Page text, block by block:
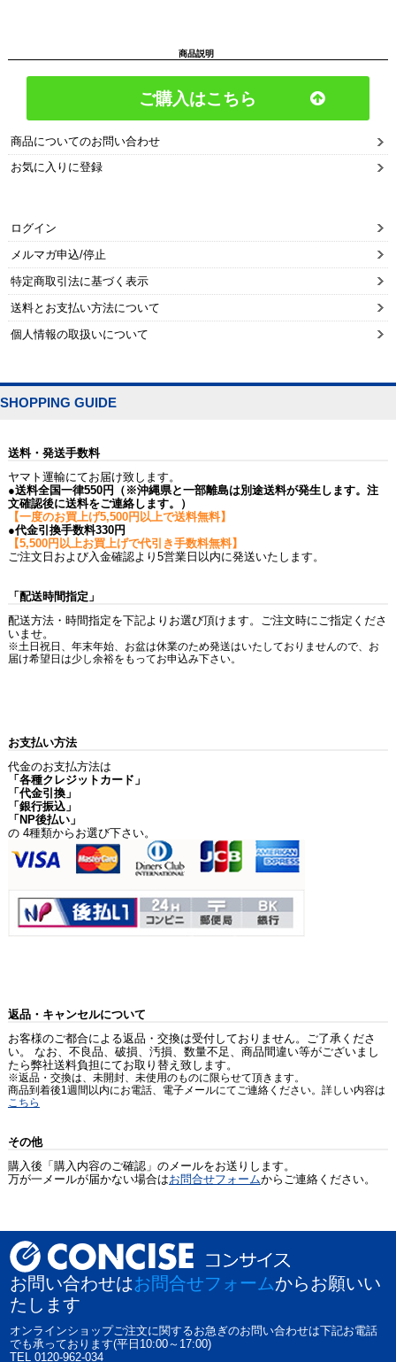
商品説明
ご購入はこちら
商品についてのお問い合わせ
お気に入りに登録
ログイン
メルマガ申込/停止
特定商取引法に基づく表示
送料とお支払い方法について
個人情報の取扱いについて
SHOPPING GUIDE
送料・発送手数料
ヤマト運輸にてお届け致します。
●送料全国一律550円（※沖縄県と一部離島は別途送料が発生します。注
文確認後に送料をご連絡します。）
【一度のお買上げ5,500円以上で送料無料】
●代金引換手数料330円
【5,500円以上お買上げで代引き手数料無料】
ご注文日および入金確認より5営業日以内に発送いたします。
「配送時間指定」
配送方法・時間指定を下記よりお選び頂けます。ご注文時にご指定くださ
いませ。
※土日祝日、年末年始、お盆は休業のため発送はいたしておりませんので、お
届け希望日は少し余裕をもってお申込み下さい。
お支払い方法
代金のお支払方法は
「各種クレジットカード」
「代金引換」
「銀行振込」
「NP後払い」
の 4種類からお選び下さい。
返品・キャンセルについて
お客様のご都合による返品・交換は受付しておりません。ご了承くださ
い。 なお、不良品、破損、汚損、数量不足、商品間違い等がございまし
たら弊社送料負担にてお取り替え致します。
※返品・交換は、未開封、未使用のものに限らせて頂きます。
商品到着後1週間以内にお電話、電子メールにてご連絡ください。詳しい内容は
こちら
その他
購入後「購入内容のご確認」のメールをお送りします。
万が一メールが届かない場合はお問合せフォームからご連絡ください。
お問い合わせはお問合せフォームからお願いい
たします
オンラインショップご注文に関するお急ぎのお問い合わせは下記お電話
でも承っております(平日10:00～17:00)
TEL 0120-962-034